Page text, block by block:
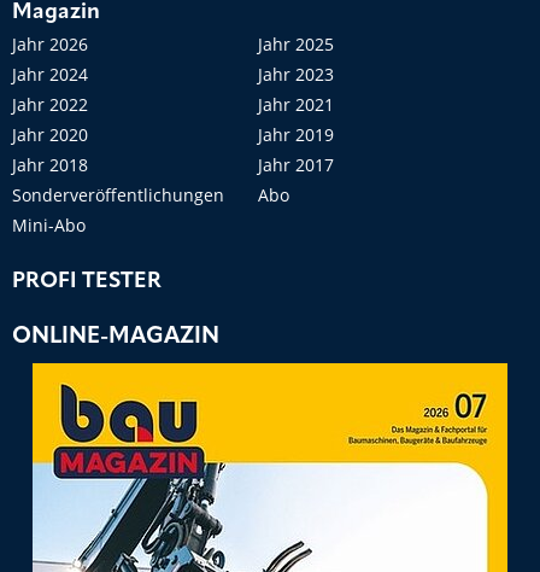
Magazin
Jahr 2026
Jahr 2025
Jahr 2024
Jahr 2023
Jahr 2022
Jahr 2021
Jahr 2020
Jahr 2019
Jahr 2018
Jahr 2017
Sonderveröffentlichungen
Abo
Mini-Abo
PROFI TESTER
ONLINE-MAGAZIN